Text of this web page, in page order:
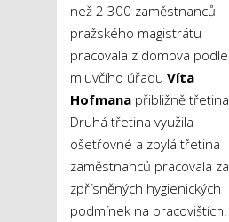
než 2 300 zaměstnanců
pražského magistrátu
pracovala z domova podle
mluvčího úřadu Víta
Hofmana přibližně třetina.
Druhá třetina využila
ošetřovné a zbylá třetina
zaměstnanců pracovala za
zpřísněných hygienických
podmínek na pracovištích.